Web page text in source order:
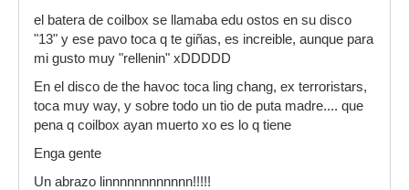
el batera de coilbox se llamaba edu ostos en su disco
"13" y ese pavo toca q te giñas, es increible, aunque para
mi gusto muy "rellenin" xDDDDD
En el disco de the havoc toca ling chang, ex terroristars,
toca muy way, y sobre todo un tio de puta madre.... que
pena q coilbox ayan muerto xo es lo q tiene
Enga gente
Un abrazo linnnnnnnnnnnn!!!!!